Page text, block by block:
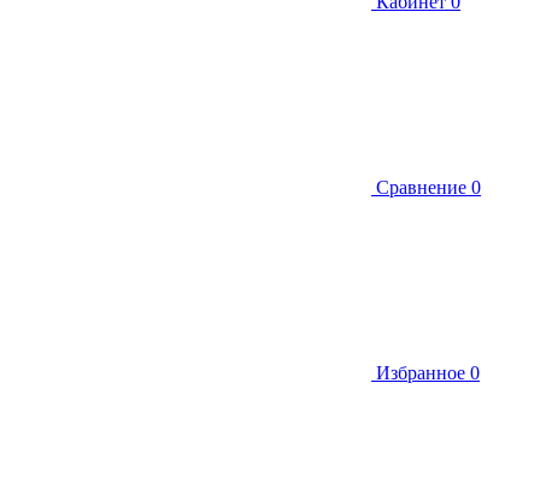
Сравнение 0
Избранное 0